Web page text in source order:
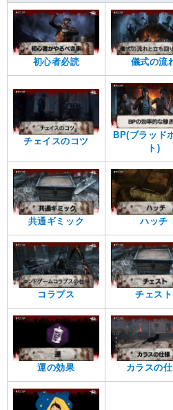
初心者必読 儀式の流
チェイスのコツ
BP(ブラッド
ト)
共通ギミック ハッチ
コラプス チェスト
運の効果 カラスの